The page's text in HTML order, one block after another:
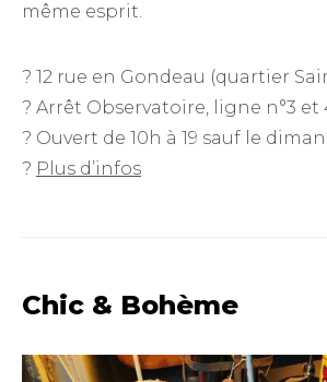
même esprit.
? 12 rue en Gondeau (quartier
? Arrêt Observatoire, ligne n°3 et
? Ouvert de 10h à 19 sauf le
? Plus d’infos
Chic & Bohème